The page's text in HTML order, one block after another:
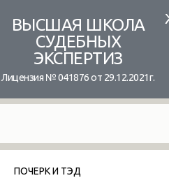
content
ВЫСШАЯ ШКОЛА
СУДЕБНЫХ
ЭКСПЕРТИЗ
Лицензия № 041876 от 29.12.2021г.
ПОЧЕРК И ТЭД